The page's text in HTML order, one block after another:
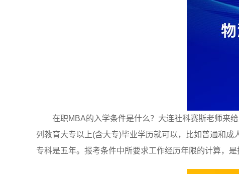
在职MBA的入学条件是什么？大连社科赛斯老师来
列教育大专以上(含大专)毕业学历就可以，比如普通和
专科是五年。报考条件中所要求工作经历年限的计算，